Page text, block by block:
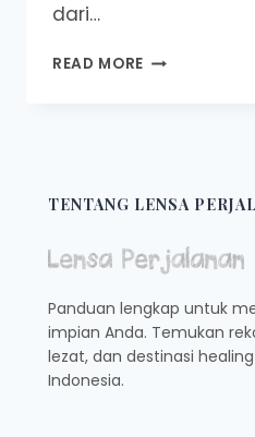
dari…
READ MORE 4
DAN
BANGET,
KUY
TENTANG LENSA
Panduan lengkap untuk
impian Anda. Temukan
lezat, dan destinasi
Indonesia.